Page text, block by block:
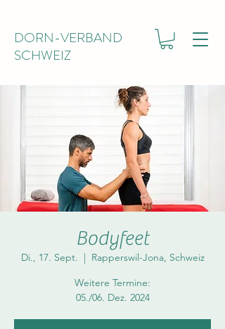
DORN-VERBAND
SCHWEIZ
Bodyfeet
Di., 17. Sept.
  |
Rapperswil-Jona, Schweiz
Weitere Termine:
05./06. Dez. 2024